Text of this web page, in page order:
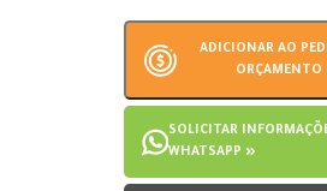
ADICIONAR AO
ORÇAMENTO
SOLICITAR
WHATSAPP »